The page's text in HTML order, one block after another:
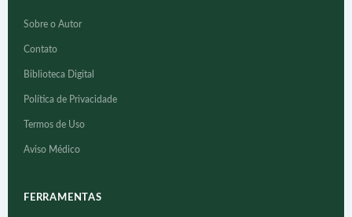
Sobre o Autor
Contato
Biblioteca Digital
Política de Privacidade
Termos de Uso
Aviso Médico
FERRAMENTAS